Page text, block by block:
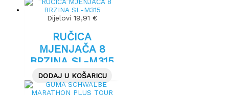
Dijelovi 19,91 €
RUČICA
MJENJAČA 8
BRZINA SL-M315
DODAJ U KOŠARICU